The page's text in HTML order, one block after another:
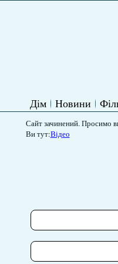
Дім Новини
Сайт зачинений. Просимо
Ви тут:Відео